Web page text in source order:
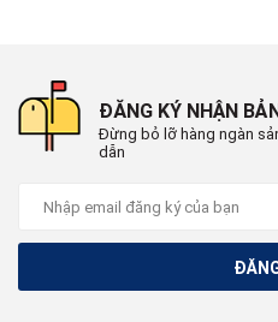
ĐĂNG KÝ NHẬN
Đừng bỏ lỡ hàng ngàn
dẫn